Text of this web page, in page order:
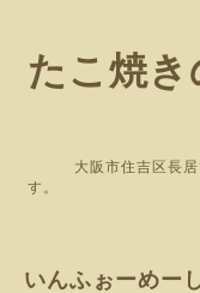
たこ焼
大阪市住吉区長居
いんふぉーめー